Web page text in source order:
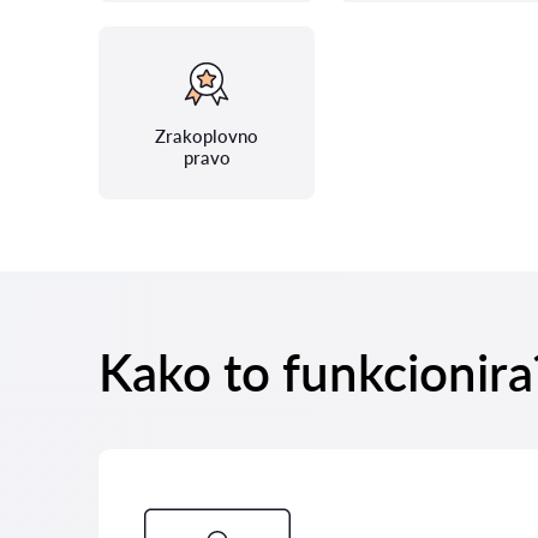
Zrakoplovno
pravo
Kako to